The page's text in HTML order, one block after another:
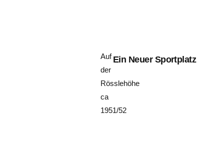
Auf
der
Rösslehöhe
ca
1951/52
Ein Neuer Sportplatz